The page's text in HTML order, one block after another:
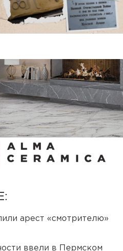
арест «смотрителю»
ввели в Пермском